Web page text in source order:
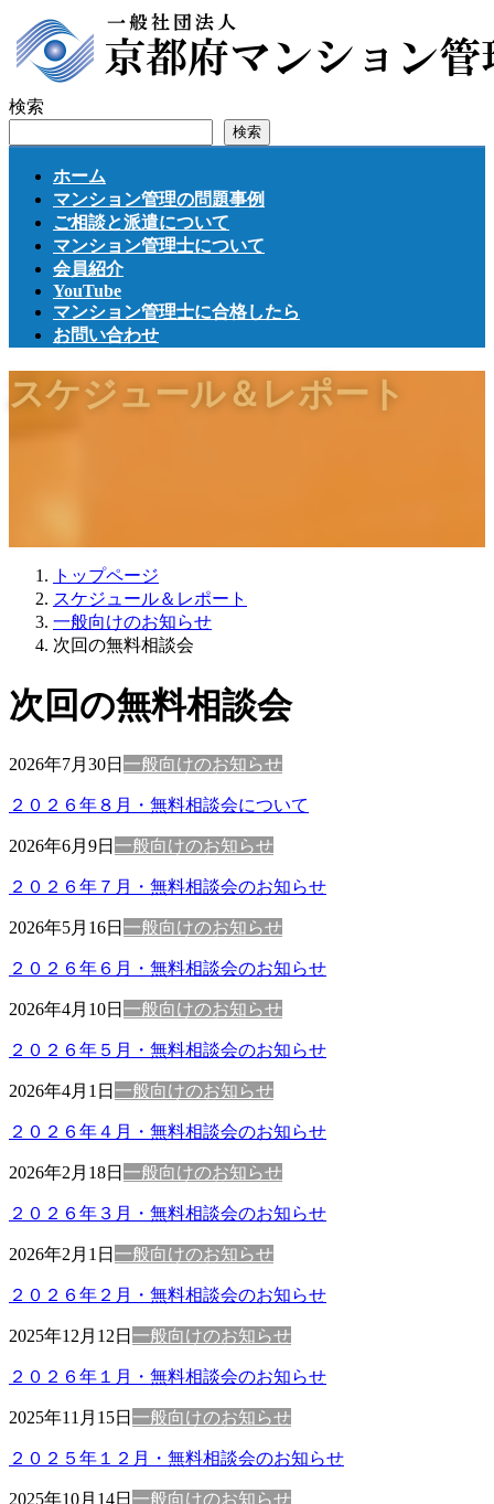
ン
テ
ツ
ビ
ゲ
シ
検索
検索
ホーム
マンション管理の問題事例
ご相談と派遣について
マンション管理士について
会員紹介
YouTube
マンション管理士に合格したら
お問い合わせ
スケジュール＆レポート
トップページ
スケジュール＆レポート
一般向けのお知らせ
次回の無料相談会
次回の無料相談会
2026年7月30日 一般向けのお知らせ
２０２６年８月・無料相談会について
2026年6月9日 一般向けのお知らせ
２０２６年７月・無料相談会のお知らせ
2026年5月16日 一般向けのお知らせ
２０２６年６月・無料相談会のお知らせ
2026年4月10日 一般向けのお知らせ
２０２６年５月・無料相談会のお知らせ
2026年4月1日 一般向けのお知らせ
２０２６年４月・無料相談会のお知らせ
2026年2月18日 一般向けのお知らせ
２０２６年３月・無料相談会のお知らせ
2026年2月1日 一般向けのお知らせ
２０２６年２月・無料相談会のお知らせ
2025年12月12日 一般向けのお知らせ
２０２６年１月・無料相談会のお知らせ
2025年11月15日 一般向けのお知らせ
２０２５年１２月・無料相談会のお知らせ
2025年10月14日 一般向けのお知らせ